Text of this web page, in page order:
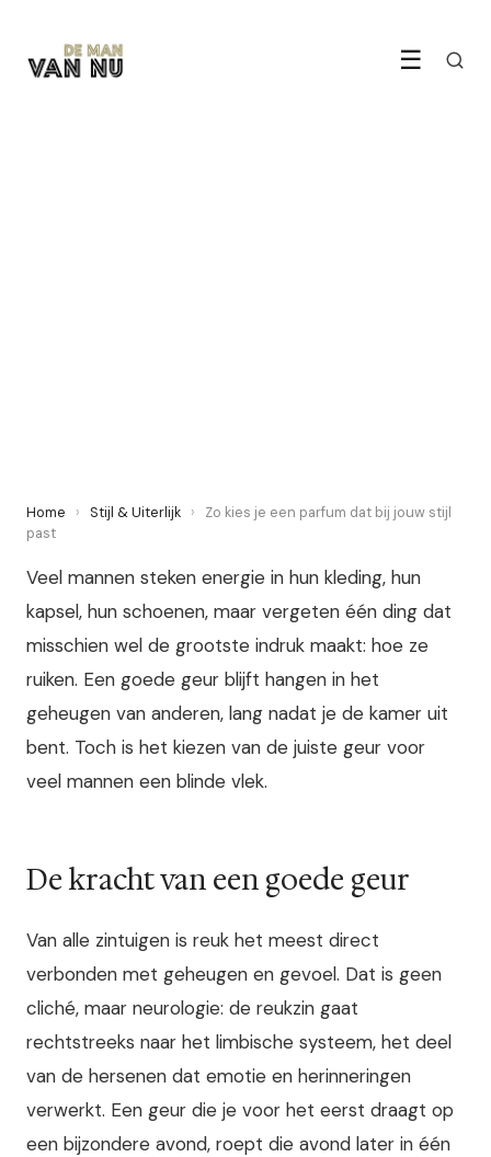
☰
Home › Stijl & Uiterlijk ›
Zo kies je een parfum dat bij jouw stijl
past
Veel mannen steken energie in hun kleding, hun
kapsel, hun schoenen, maar vergeten één ding dat
misschien wel de grootste indruk maakt: hoe ze
ruiken. Een goede geur blijft hangen in het
geheugen van anderen, lang nadat je de kamer uit
bent. Toch is het kiezen van de juiste geur voor
veel mannen een blinde vlek.
De kracht van een goede geur
Van alle zintuigen is reuk het meest direct
verbonden met geheugen en gevoel. Dat is geen
cliché, maar neurologie: de reukzin gaat
rechtstreeks naar het limbische systeem, het deel
van de hersenen dat emotie en herinneringen
verwerkt. Een geur die je voor het eerst draagt op
een bijzondere avond, roept die avond later in één